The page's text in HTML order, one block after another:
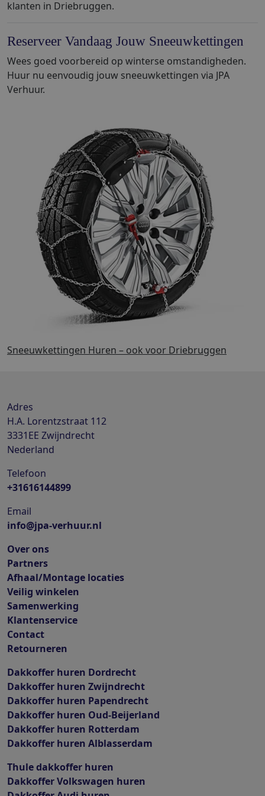
klanten in Driebruggen.
Reserveer Vandaag Jouw Sneeuwkettingen
Wees goed voorbereid op winterse omstandigheden.
Huur nu eenvoudig jouw sneeuwkettingen via JPA
Verhuur.
Sneeuwkettingen Huren – ook voor Driebruggen
Adres
H.A. Lorentzstraat 112
3331EE Zwijndrecht
Nederland
Telefoon
+31616144899
Email
info@jpa-verhuur.nl
Over ons
Partners
Afhaal/Montage locaties
Veilig winkelen
Samenwerking
Klantenservice
Contact
Retourneren
Dakkoffer huren Dordrecht
Dakkoffer huren Zwijndrecht
Dakkoffer huren Papendrecht
Dakkoffer huren Oud-Beijerland
Dakkoffer huren Rotterdam
Dakkoffer huren Alblasserdam
Thule dakkoffer huren
Dakkoffer Volkswagen huren